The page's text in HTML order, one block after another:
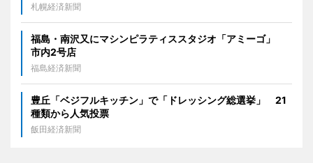
札幌経済新聞
福島・南沢又にマシンピラティススタジオ「アミーゴ」
市内2号店
福島経済新聞
豊丘「ベジフルキッチン」で「ドレッシング総選挙」 21
種類から人気投票
飯田経済新聞